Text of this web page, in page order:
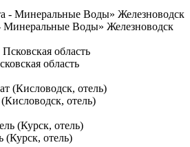
Минеральные Воды» Железноводск
область
отель)
(Курск, отель)